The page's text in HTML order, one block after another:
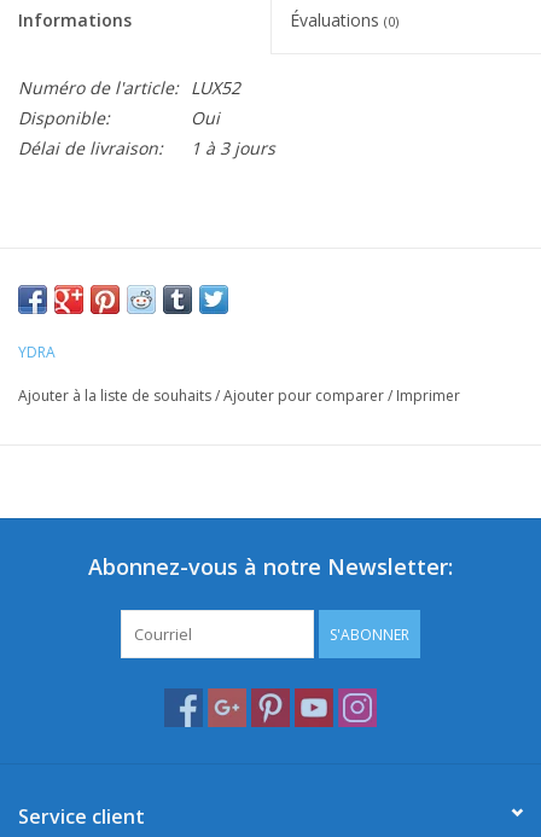
Informations Évaluations (0)
Numéro de l'article: LUX52
Disponible:
Oui
Délai de livraison:
1 à 3 jours
YDRA
Ajouter à la liste de souhaits/Ajouter pour comparer/ Imprimer
Abonnez-vous à notre Newsletter:
S'ABONNER
Service client